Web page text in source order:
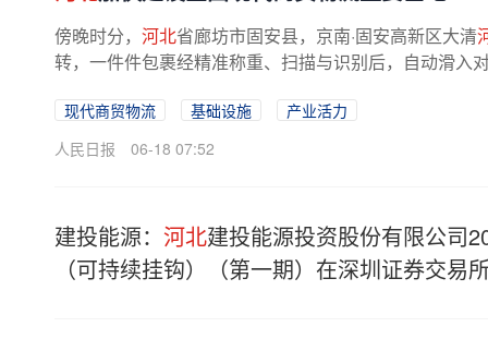
傍晚时分， 河北省廊坊市固安县，京南·固安高新区大清
转，一件件包裹经精准称重、扫描与识别后，自动滑入
现代商贸物流 基础设施
产业活力
人民日报
06-18 07:52
建投能源： 河北建投能源投资股份有限公司
（可持续挂钩）（第一期）在深圳证券交易